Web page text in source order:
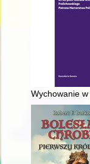
Wychowanie